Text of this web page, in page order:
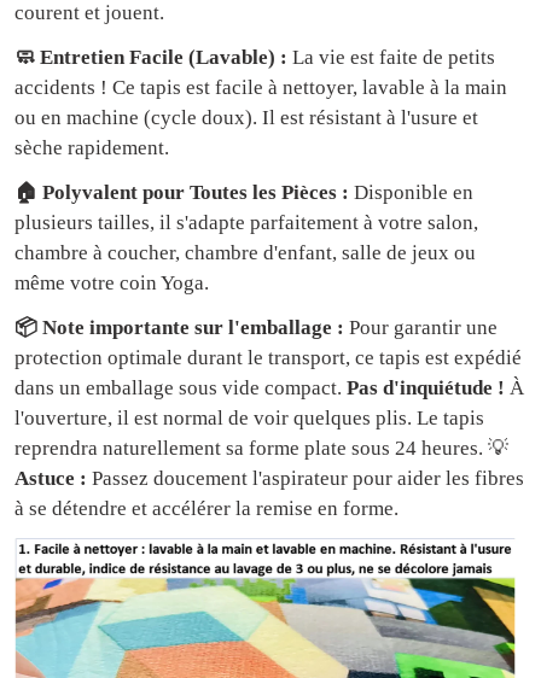
courent et jouent.
🧼 Entretien Facile (Lavable) : La vie est faite de petits
accidents ! Ce tapis est facile à nettoyer, lavable à la main
ou en machine (cycle doux). Il est résistant à l'usure et
sèche rapidement.
🏠 Polyvalent pour Toutes les Pièces : Disponible en
plusieurs tailles, il s'adapte parfaitement à votre salon,
chambre à coucher, chambre d'enfant, salle de jeux ou
même votre coin Yoga.
📦 Note importante sur l'emballage : Pour garantir une
protection optimale durant le transport, ce tapis est expédié
dans un emballage sous vide compact. Pas d'inquiétude ! À
l'ouverture, il est normal de voir quelques plis. Le tapis
reprendra naturellement sa forme plate sous 24 heures. 💡
Astuce : Passez doucement l'aspirateur pour aider les fibres
à se détendre et accélérer la remise en forme.